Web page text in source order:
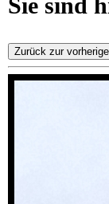
Zurück zur